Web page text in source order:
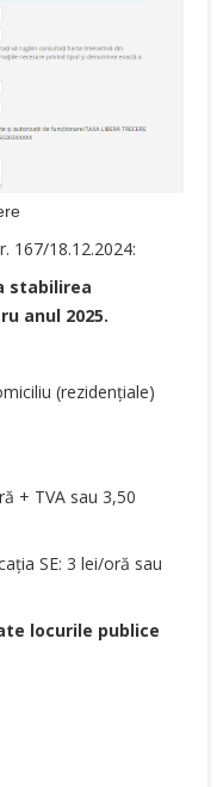
167/18.12.2024:
stabilirea
anul 2025.
(rezidențiale)
+ TVA sau 3,50
SE: 3 lei/oră sau
locurile publice